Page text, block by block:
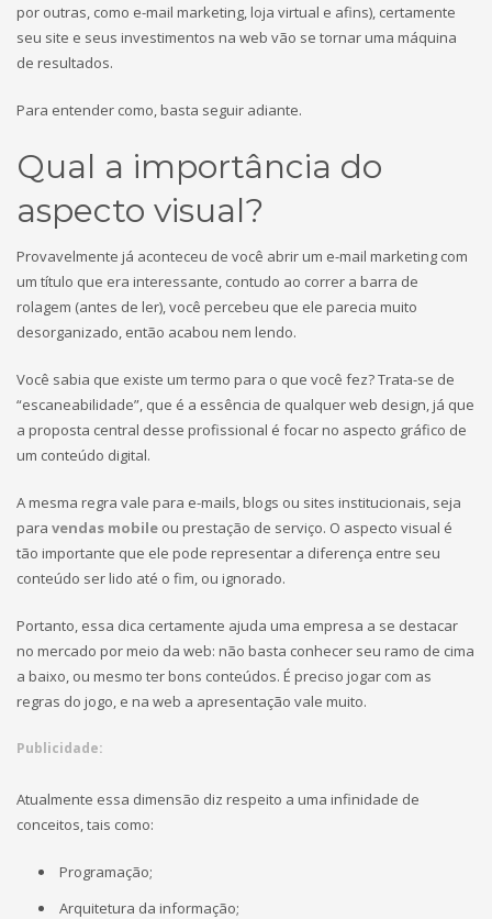
por outras, como e-mail marketing, loja virtual e afins), certamente
seu site e seus investimentos na web vão se tornar uma máquina
de resultados.
Para entender como, basta seguir adiante.
Qual a importância do
aspecto visual?
Provavelmente já aconteceu de você abrir um e-mail marketing com
um título que era interessante, contudo ao correr a barra de
rolagem (antes de ler), você percebeu que ele parecia muito
desorganizado, então acabou nem lendo.
Você sabia que existe um termo para o que você fez? Trata-se de
“escaneabilidade”, que é a essência de qualquer web design, já que
a proposta central desse profissional é focar no aspecto gráfico de
um conteúdo digital.
A mesma regra vale para e-mails, blogs ou sites institucionais, seja
para vendas mobile ou prestação de serviço. O aspecto visual é
tão importante que ele pode representar a diferença entre seu
conteúdo ser lido até o fim, ou ignorado.
Portanto, essa dica certamente ajuda uma empresa a se destacar
no mercado por meio da web: não basta conhecer seu ramo de cima
a baixo, ou mesmo ter bons conteúdos. É preciso jogar com as
regras do jogo, e na web a apresentação vale muito.
Publicidade:
Atualmente essa dimensão diz respeito a uma infinidade de
conceitos, tais como:
Programação;
Arquitetura da informação;